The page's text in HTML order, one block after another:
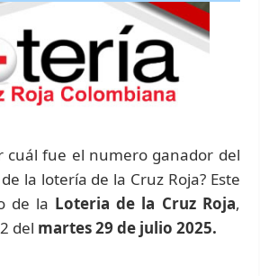
cuál fue el numero ganador del
la lotería de la Cruz Roja? Este
de la Loteria de la Cruz Roja,
del martes 29 de julio 2025.